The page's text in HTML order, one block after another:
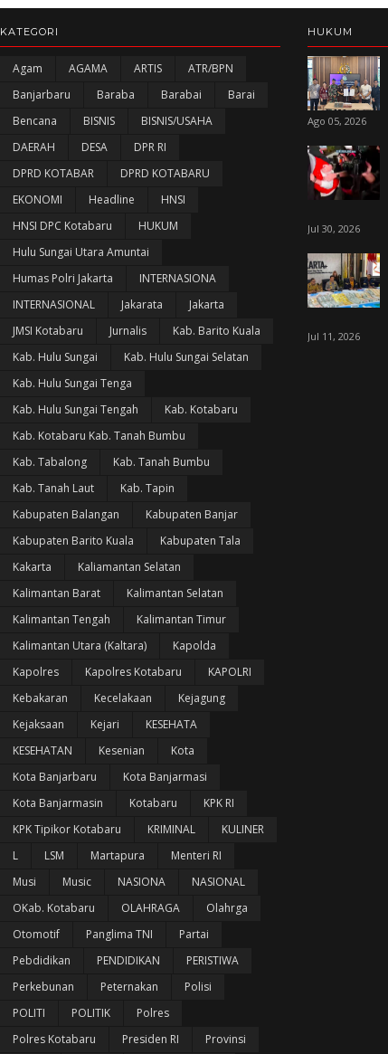
KATEGORI
Agam AGAMA ARTIS
ATR/BPN
Banjarbaru
Baraba Barabai
Barai
Bencana
BISNIS
BISNIS/USAHA
DAERAH
DESA
DPR RI
DPRD KOTABAR
DPRD KOTABARU
EKONOMI
Headline
HNSI
HNSI DPC Kotabaru
HUKUM
Hulu Sungai Utara Amuntai
Humas Polri Jakarta
INTERNASIONA
INTERNASIONAL
Jakarata
Jakarta
JMSI Kotabaru
Jurnalis
Kab. Barito Kuala
Kab. Hulu Sungai
Kab. Hulu Sungai Selatan
Kab. Hulu Sungai Tenga
Kab. Hulu Sungai Tengah
Kab. Kotabaru
Kab. Kotabaru Kab. Tanah Bumbu
Kab. Tabalong
Kab. Tanah Bumbu
Kab. Tanah Laut
Kab. Tapin
Kabupaten Balangan
Kabupaten Banjar
Kabupaten Barito Kuala
Kabupaten Tala
Kakarta
Kaliamantan Selatan
Kalimantan Barat
Kalimantan Selatan
Kalimantan Tengah
Kalimantan Timur
Kalimantan Utara (Kaltara)
Kapolda
Kapolres
Kapolres Kotabaru
KAPOLRI
Kebakaran
Kecelakaan
Kejagung
Kejaksaan
Kejari
KESEHATA
KESEHATAN
Kesenian
Kota
Kota Banjarbaru
Kota Banjarmasi
Kota Banjarmasin
Kotabaru
KPK RI
KPK Tipikor Kotabaru
KRIMINAL
KULINER
L
LSM Martapura
Menteri RI
Musi
Music NASIONA
NASIONAL
OKab. Kotabaru
OLAHRAGA
Olahrga
Otomotif
Panglima TNI
Partai
Pebdidikan
PENDIDIKAN
PERISTIWA
Perkebunan
Peternakan
Polisi
POLITI
POLITIK
Polres
Polres Kotabaru
Presiden RI Provinsi
HUKUM
Ago 05, 2026
Jul 30, 2026
Jul 11, 2026